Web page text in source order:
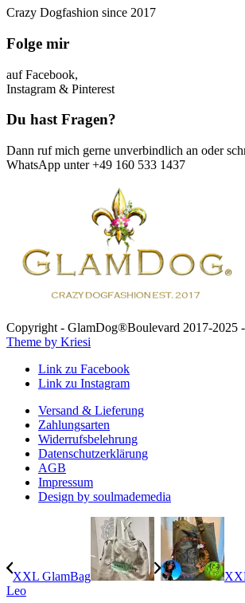
Crazy Dogfashion since 2017
Folge mir
auf Facebook,
Instagram & Pinterest
Du hast Fragen?
Dann ruf mich gerne unverbindlich an oder
WhatsApp unter +49 160 533 1437
Copyright - GlamDog®Boulevard 2017-2025 -
Theme by Kriesi
Link zu Facebook
Link zu Instagram
Versand & Lieferung
Zahlungsarten
Widerrufsbelehrung
Datenschutzerklärung
AGB
Impressum
Design by soulmademedia
XXL GlamBag
Leo